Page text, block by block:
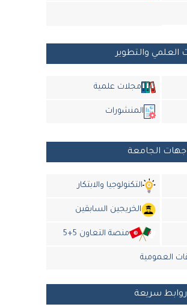
العلمي والتطوير
مجلات علمية
المنشورات
الجامعة
التكنولوجيا والابتكار
الخريجين السابقين
منصة التعاون 5+5
العمومية
روابط سريعة